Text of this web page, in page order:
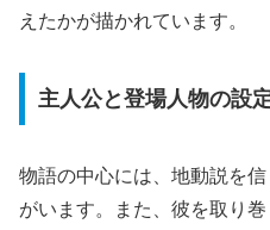
えたかが描かれています。
主人公と登場人物の設
物語の中心には、地動説を
がいます。また、彼を取り